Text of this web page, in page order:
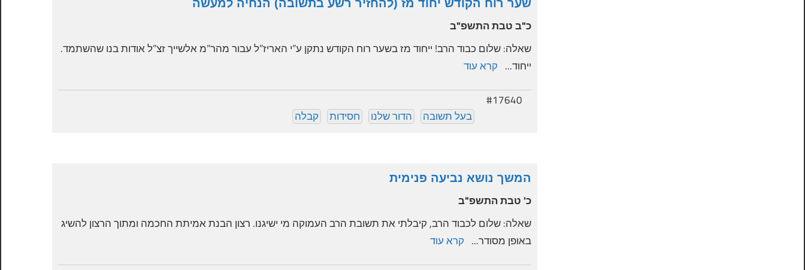
שער רוח הקודש יחוד מז (להחזיר רשע בתשובה) הנחיה למעשה
כ"ב טבת התשפ"ב
שאלה: שלום כבוד הרב! ייחוד מז בשער רוח הקודש נתקן ע”י האריז”ל עבור מהר”מ אלשייך זצ”ל אודות בנו שהשתמד.
ייחוד... קרא עוד
#17640
בעל תשובה
הדור שלנו חסידות קבלה
המשך נושא נביעה פנימית
כ' טבת התשפ"ב
שאלה: שלום לכבוד הרב, קיבלתי את תשובת הרב העמוקה מי ישיגנו. רצון הבנת אמיתת החכמה ומתוך הרצון להשיג
באופן מסודר... קרא עוד